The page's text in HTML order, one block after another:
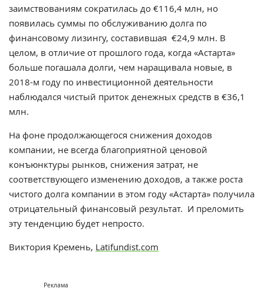
заимствованиям сократилась до €116,4 млн, но
появилась суммы по обслуживанию долга по
финансовому лизингу, составившая €24,9 млн. В
целом, в отличие от прошлого года, когда «Астарта»
больше погашала долги, чем наращивала новые, в
2018-м году по инвестиционной деятельности
наблюдался чистый приток денежных средств в €36,1
млн.
На фоне продолжающегося снижения доходов
компании, не всегда благоприятной ценовой
конъюнктуры рынков, снижения затрат, не
соответствующего изменению доходов, а также роста
чистого долга компании в этом году «Астарта» получила
отрицательный финансовый результат. И преломить
эту тенденцию будет непросто.
Виктория Кремень, Latifundist.com
Реклама